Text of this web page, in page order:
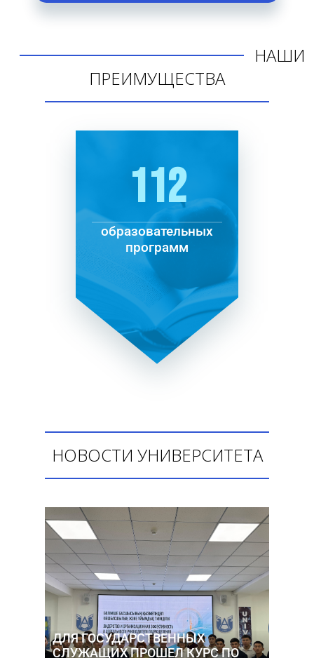
НАШИ
ПРЕИМУЩЕСТВА
112
образовательных
программ
НОВОСТИ УНИВЕРСИТЕТА
ДЛЯ ГОСУДАРСТВЕННЫХ
СЛУЖАЩИХ ПРОШЕЛ КУРС ПО